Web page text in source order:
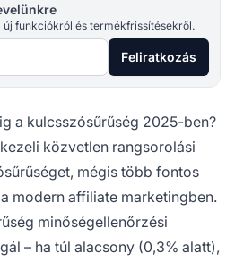
új funkciókról és termékfrissítésekről.
Feliratkozás
a kulcsszósűrűség 2025-ben?
közvetlen rangsorolási
mégis több fontos
modern affiliate marketingben.
minőségellenőrzési
– ha túl alacsony (0,3% alatt),